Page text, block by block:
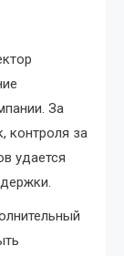
За
контроля за
удается